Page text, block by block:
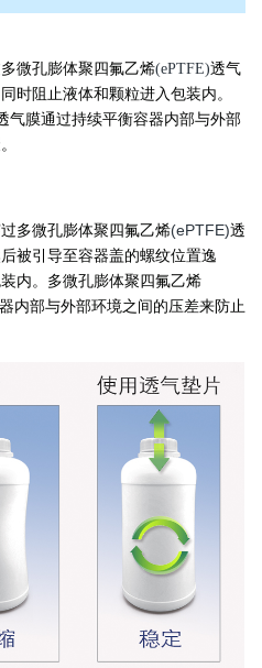
微孔膨体聚四氟乙烯(ePTFE)透气
时阻止液体和颗粒进入包装内。
气膜通过持续平衡容器内部与外部
多微孔膨体聚四氟乙烯(ePTFE)透
被引导至容器盖的螺纹位置逸
内。多微孔膨体聚四氟乙烯
内部与外部环境之间的压差来防止